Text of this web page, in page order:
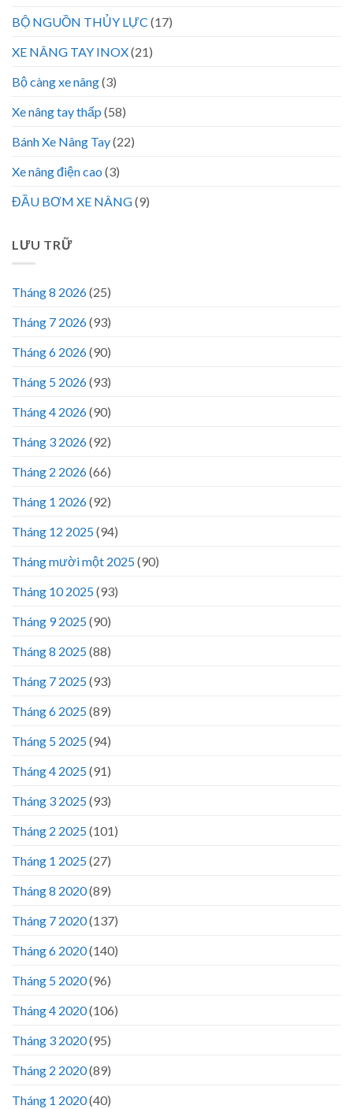
BỘ NGUỒN THỦY LỰC (17)
XE NÂNG TAY INOX(21)
Bộ càng xe nâng(3)
Xe nâng tay thấp (58)
Bánh Xe Nâng Tay(22)
Xe nâng điện cao (3)
ĐẦU BƠM XE NÂNG(9)
LƯU TRỮ
Tháng 8 2026(25)
Tháng 7 2026(93)
Tháng 6 2026(90)
Tháng 5 2026(93)
Tháng 4 2026(90)
Tháng 3 2026(92)
Tháng 2 2026(66)
Tháng 1 2026(92)
Tháng 12 2025(94)
Tháng mười một 2025(90)
Tháng 10 2025(93)
Tháng 9 2025(90)
Tháng 8 2025(88)
Tháng 7 2025(93)
Tháng 6 2025(89)
Tháng 5 2025(94)
Tháng 4 2025(91)
Tháng 3 2025(93)
Tháng 2 2025(101)
Tháng 1 2025(27)
Tháng 8 2020(89)
Tháng 7 2020(137)
Tháng 6 2020(140)
Tháng 5 2020(96)
Tháng 4 2020(106)
Tháng 3 2020(95)
Tháng 2 2020(89)
Tháng 1 2020(40)